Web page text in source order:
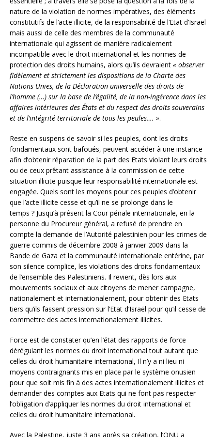
nature de la violation de normes impératives, des éléments
constitutifs de l’acte illicite, de la responsabilité de l’Etat d’Israël
mais aussi de celle des membres de la communauté
internationale qui agissent de manière radicalement
incompatible avec le droit international et les normes de
protection des droits humains, alors qu’ils devraient « observer
fidèlement et strictement les dispositions de la Charte des
Nations Unies, de la Déclaration universelle des droits de
l’homme (…) sur la base de l’égalité, de la non-ingérence dans les
affaires intérieures des États et du respect des droits souverains
et de l’intégrité territoriale de tous les peules…. ».
Reste en suspens de savoir si les peuples, dont les droits
fondamentaux sont bafoués, peuvent accéder à une instance
afin d’obtenir réparation de la part des Etats violant leurs droits
ou de ceux prêtant assistance à la commission de cette
situation illicite puisque leur responsabilité internationale est
engagée. Quels sont les moyens pour ces peuples d’obtenir
que l’acte illicite cesse et qu’il ne se prolonge dans le
temps ? Jusqu’à présent la Cour pénale internationale, en la
personne du Procureur général, a refusé de prendre en
compte la demande de l’Autorité palestinien pour les crimes de
guerre commis de décembre 2008 à janvier 2009 dans la
Bande de Gaza et la communauté internationale entérine, par
son silence complice, les violations des droits fondamentaux
de l’ensemble des Palestiniens. Il revient, dès lors aux
mouvements sociaux et aux citoyens de mener campagne,
nationalement et internationalement, pour obtenir des Etats
tiers qu’ils fassent pression sur l’Etat d’Israël pour qu’il cesse de
commettre des actes internationalement illicites.
Force est de constater qu’en l’état des rapports de force
dérégulant les normes du droit international tout autant que
celles du droit humanitaire international, Il n’y a ni lieu ni
moyens contraignants mis en place par le système onusien
pour que soit mis fin à des actes internationalement illicites et
demander des comptes aux Etats qui ne font pas respecter
l’obligation d’appliquer les normes du droit international et
celles du droit humanitaire international.
Avec la Palestine, juste 3 ans après sa création, l’ONU a